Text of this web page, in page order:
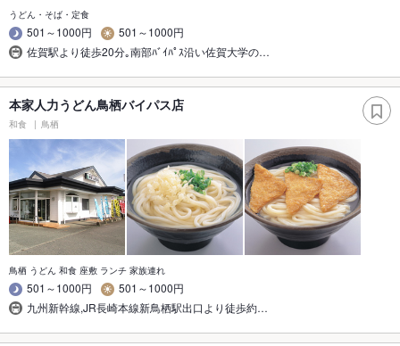
うどん・そば・定食
501～1000円
501～1000円
佐賀駅より徒歩20分｡南部ﾊﾞｲﾊﾟｽ沿い佐賀大学の…
本家人力うどん鳥栖バイパス店
和食 鳥栖
鳥栖 うどん 和食 座敷 ランチ 家族連れ
501～1000円
501～1000円
九州新幹線,JR長崎本線新鳥栖駅出口より徒歩約…